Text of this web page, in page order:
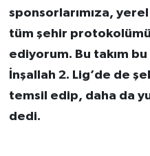
sponsorlarımıza,
tüm şehir
ediyorum. Bu takım
İnşallah 2. Lig’de de
temsil edip, daha da
dedi.